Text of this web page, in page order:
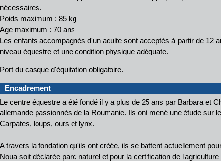
nécessaires.
Poids maximum : 85 kg
Age maximum : 70 ans
Les enfants accompagnés d'un adulte sont acceptés à partir de 12
niveau équestre et une condition physique adéquate.
Port du casque d'équitation obligatoire.
Encadrement
Le centre équestre a été fondé il y a plus de 25 ans par Barbara et
allemande passionnés de la Roumanie. Ils ont mené une étude sur
Carpates, loups, ours et lynx.
A travers la fondation qu'ils ont créée, ils se battent actuellement
Noua soit déclarée parc naturel et pour la certification de